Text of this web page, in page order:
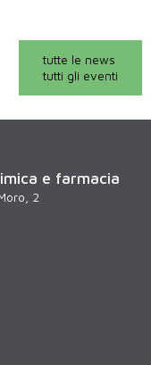
tutte le news
tutti gli eventi
e farmacia
2